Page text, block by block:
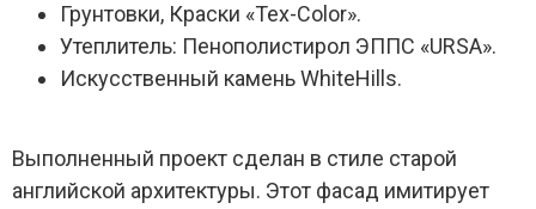
Грунтовки, Краски «Tex-Color».
Утеплитель: Пенополистирол ЭППС «URSA».
Искусственный камень WhiteHills.
Выполненный проект сделан в стиле старой
английской архитектуры. Этот фасад имитирует